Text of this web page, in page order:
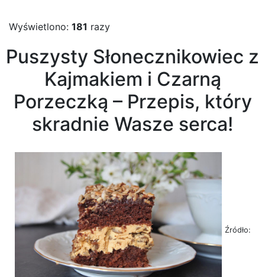
Wyświetlono: 181 razy
Puszysty Słonecznikowiec z
Kajmakiem i Czarną
Porzeczką – Przepis, który
skradnie Wasze serca!
Źródło: